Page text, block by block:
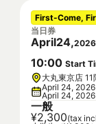
First-Come,
当日券
April24,2026
10:00 Start
大丸東京店
April 24,
April 24,
一般
¥2,300(tax